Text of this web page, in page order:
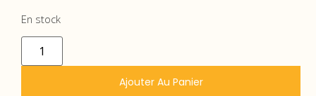
En stock
Ajouter Au Panier